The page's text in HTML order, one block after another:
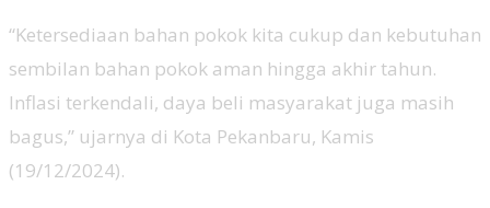
“Ketersediaan bahan pokok kita cukup dan kebutuhan
sembilan bahan pokok aman hingga akhir tahun.
Inflasi terkendali, daya beli masyarakat juga masih
bagus,” ujarnya di Kota Pekanbaru, Kamis
(19/12/2024).